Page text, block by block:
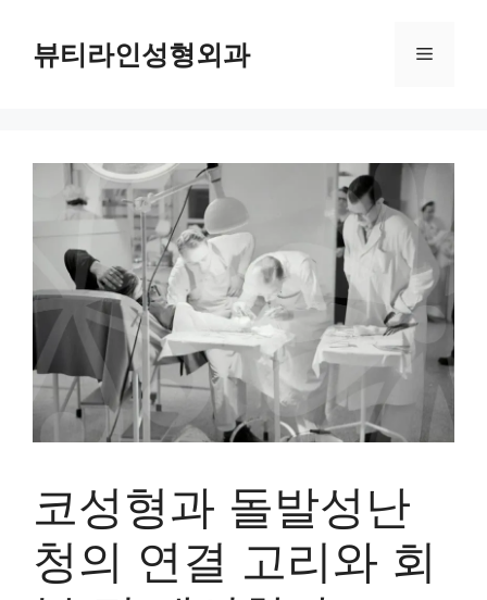
뷰티라인성형외과 메
코성형과 돌발성난
청의 연결 고리와 회